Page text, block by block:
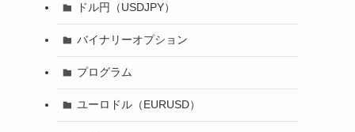
ドル円（USDJPY）
バイナリーオプション
プログラム
ユーロドル（EURUSD）